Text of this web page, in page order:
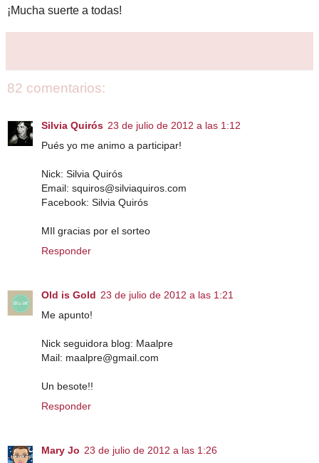
¡Mucha suerte a todas!
82 comentarios:
Silvia Quirós 23 de julio de 2012 a las 1:12
Pués yo me animo a participar!
Nick: Silvia Quirós
Email: squiros@silviaquiros.com
Facebook: Silvia Quirós
MIl gracias por el sorteo
Responder
Old is Gold 23 de julio de 2012 a las 1:21
Me apunto!
Nick seguidora blog: Maalpre
Mail: maalpre@gmail.com
Un besote!!
Responder
Mary Jo 23 de julio de 2012 a las 1:26